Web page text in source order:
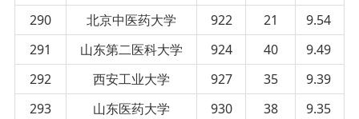
290
北京中医药大学 922 21
9.54
291
山东第二医科大学 924 40
9.49
292
西安工业大学 927 35
9.39
293
山东医药大学 930 38 9.35